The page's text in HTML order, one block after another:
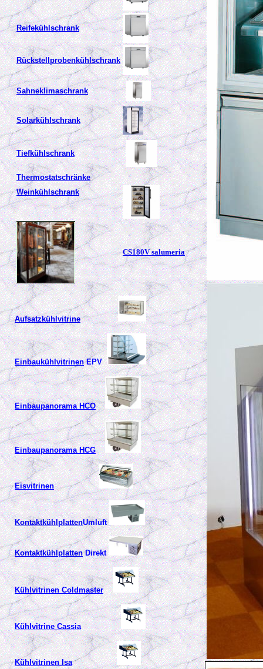
Reifekühlschrank
Rückstellprobenkühlschrank
Sahneklimaschrank
Solarkühlschrank
Tiefkühlschrank
Thermostatschränke
Weinkühlschrank
CS180V salumeria
Aufsatzkühlvitrine
EinbaukühlvitrinenEPV
Einbaupanorama HCO
Einbaupanorama HCG
Eisvitrinen
KontaktkühlplattenUmluft
KontaktkühlplattenDirekt
Kühlvitrinen Coldmaster
Kühlvitrine Cassia
Kühlvitrinen Isa